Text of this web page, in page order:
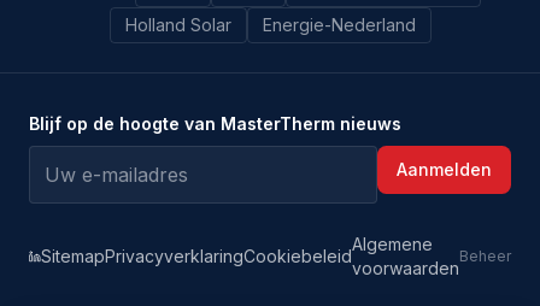
Holland Solar
Energie-Nederland
Blijf op de hoogte van MasterTherm nieuws
Aanmelden
SitemapPrivacyverklaringCookiebeleid
Algemene
voorwaarden
Beheer